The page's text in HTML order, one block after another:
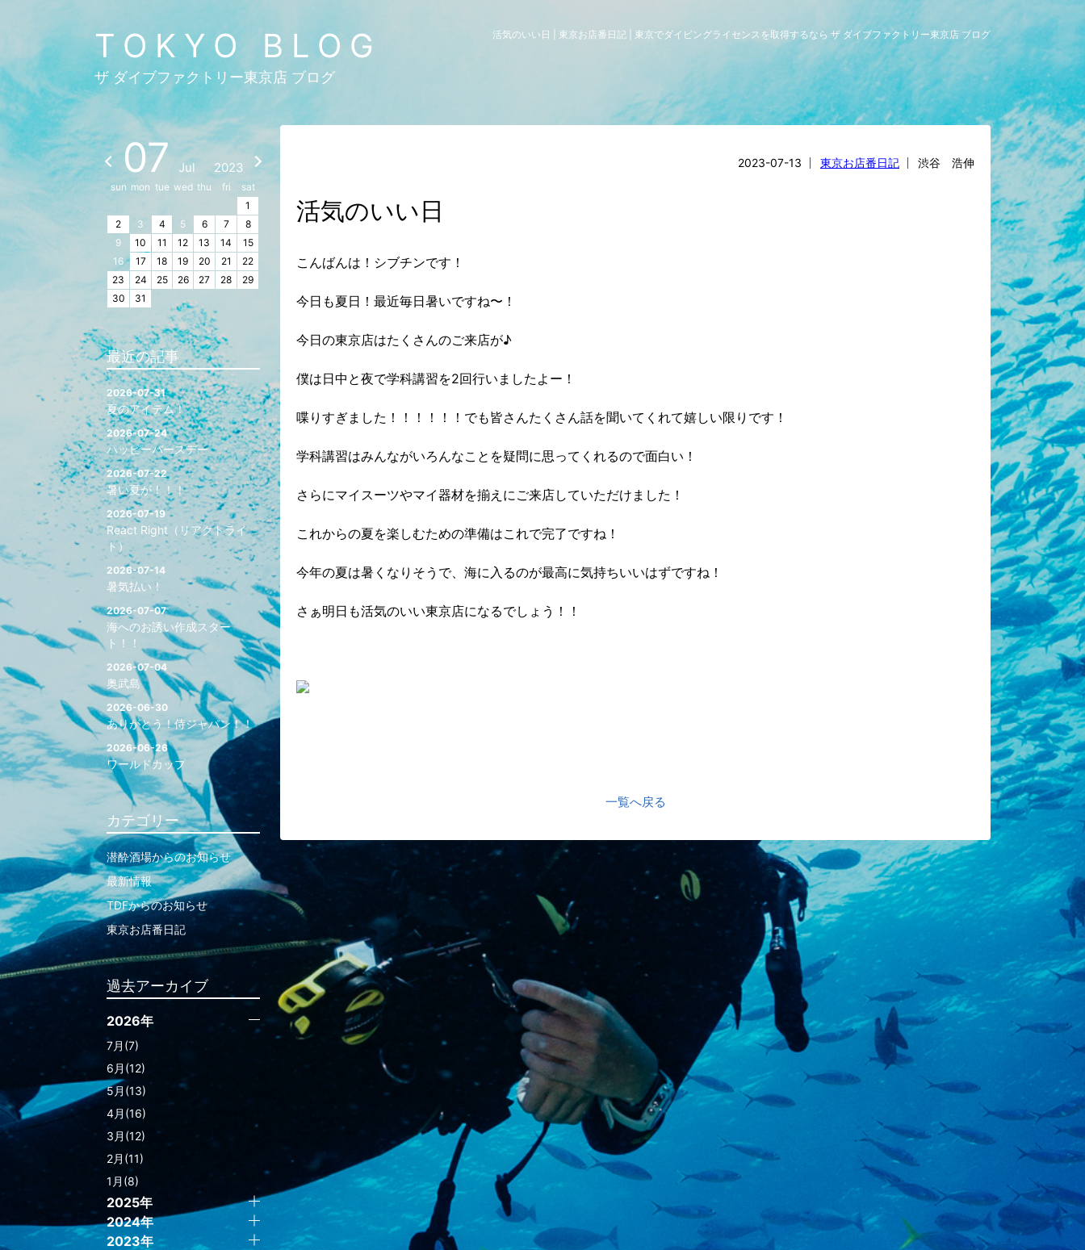
TOKYO BLOG
ザ ダイブファクトリー東京店 ブログ
活気のいい日 | 東京お店番日記 | 東京でダイビングライセンスを取得するなら ザ ダイブファクトリー東京店 ブログ
2023-07-13 東京お店番日記 渋谷 浩伸
活気のいい日
こんばんは！シブチンです！
今日も夏日！最近毎日暑いですね〜！
今日の東京店はたくさんのご来店が♪
僕は日中と夜で学科講習を2回行いましたよー！
喋りすぎました！！！！！！でも皆さんたくさん話を聞いてくれて嬉しい限りです！
学科講習はみんながいろんなことを疑問に思ってくれるので面白い！
さらにマイスーツやマイ器材を揃えにご来店していただけました！
これからの夏を楽しむための準備はこれで完了ですね！
今年の夏は暑くなりそうで、海に入るのが最高に気持ちいいはずですね！
さぁ明日も活気のいい東京店になるでしょう！！
一覧へ戻る
07 Jul 2023
sun mon tue wed thu fri
sat
1
2
3 4 5 6 7
8
9
10 11 12 13 14
15
16
17 18 19 20 21
22
23
24 25 26 27 28
29
30
31
最近の記事
2026-07-31
夏のアイテム！
2026-07-24
ハッピーバースデー
2026-07-22
暑い夏が！！！
2026-07-19
React Right（リアクトライ
ト）
2026-07-14
暑気払い！
2026-07-07
海へのお誘い作成スター
ト！！
2026-07-04
奥武島
2026-06-30
ありがとう！侍ジャパン！！
2026-06-26
ワールドカップ
カテゴリー
潜酔酒場からのお知らせ
最新情報
TDFからのお知らせ
東京お店番日記
過去アーカイブ
2026年
7月(7)
6月(12)
5月(13)
4月(16)
3月(12)
2月(11)
1月(8)
2025年
2024年
2023年